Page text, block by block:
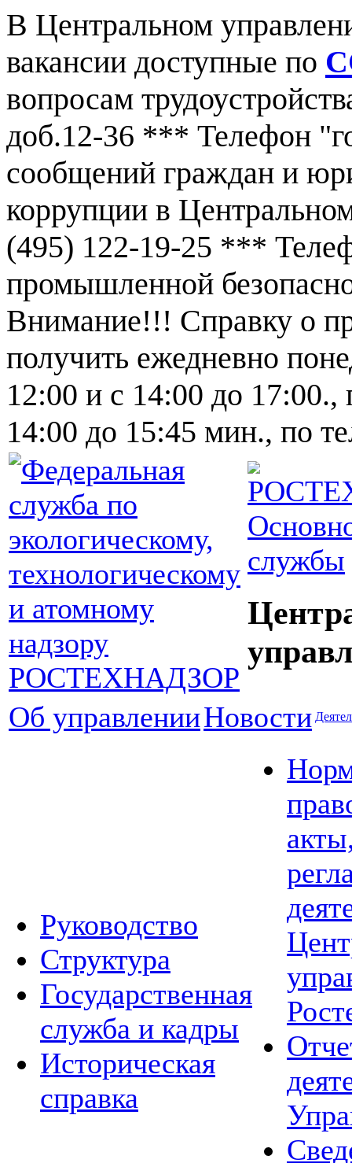
В Центральном
вакансии доступные по
вопросам
доб.12-36 *** Телефон
сообщений граждан и
коррупции в
(495) 122-19-25 ***
промышленной
Внимание!!! Справку о
получить ежедневно
12:00 и с 14:00 до 17:00.,
14:00 до 15:45 мин., по
службы
Об управленииНовости
Руководство
Структура
Государственная
служба и кадры
Историческая
справка